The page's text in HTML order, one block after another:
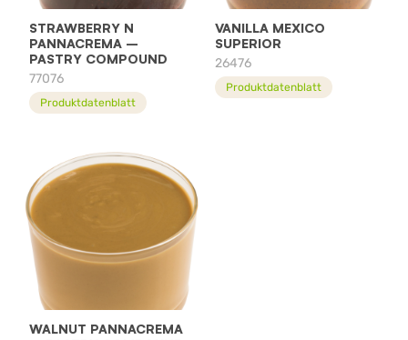
STRAWBERRY N
PANNACREMA –
PASTRY COMPOUND
77076
Produktdatenblatt
VANILLA MEXICO
SUPERIOR
26476
Produktdatenblatt
WALNUT PANNACREMA